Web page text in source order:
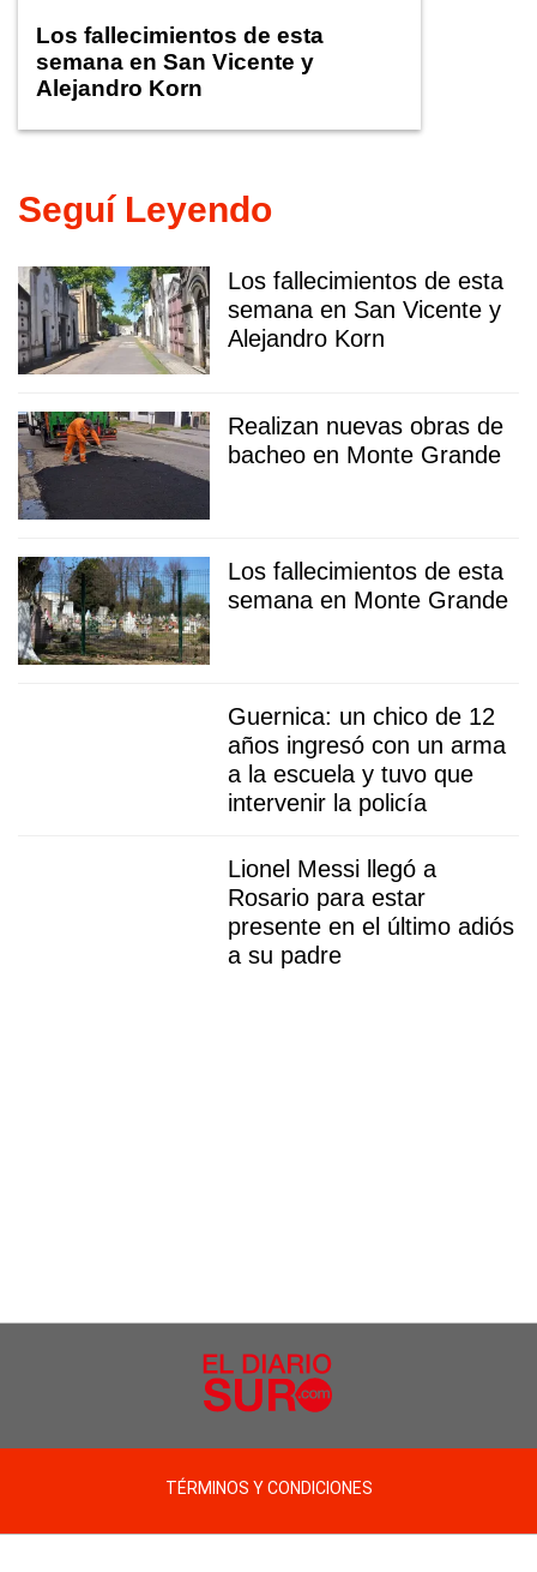
Los fallecimientos de esta
semana en San Vicente y
Alejandro Korn
Seguí Leyendo
Los fallecimientos de esta
semana en San Vicente y
Alejandro Korn
Realizan nuevas obras de
bacheo en Monte Grande
Los fallecimientos de esta
semana en Monte Grande
Guernica: un chico de 12
años ingresó con un arma
a la escuela y tuvo que
intervenir la policía
Lionel Messi llegó a
Rosario para estar
presente en el último adiós
a su padre
TÉRMINOS Y CONDICIONES